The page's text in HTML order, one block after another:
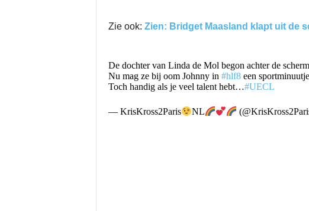
Zie ook: Zien: Bridget Maasland klapt uit de
De dochter van Linda de Mol begon achter de
Nu mag ze bij oom Johnny in #hlf8een
Toch handig als je veel talent hebt…#UECL
— KrisKross2Paris NL